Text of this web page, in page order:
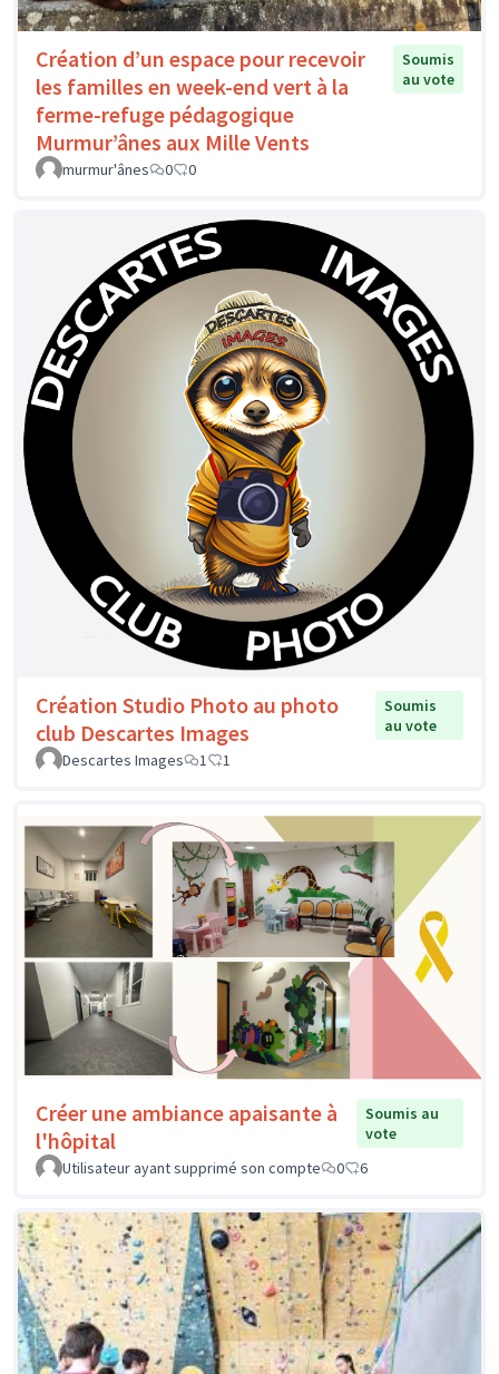
Création d’un espace pour recevoir
les familles en week-end vert à la
ferme-refuge pédagogique
Murmur’ânes aux Mille Vents
Soumis
au vote
murmur'ânes 0 0
Création Studio Photo au photo
club Descartes Images
Soumis
au vote
Descartes Images
1 1
Créer une ambiance apaisante à
l'hôpital
Soumis au
vote
Utilisateur ayant supprimé son compte
0 6